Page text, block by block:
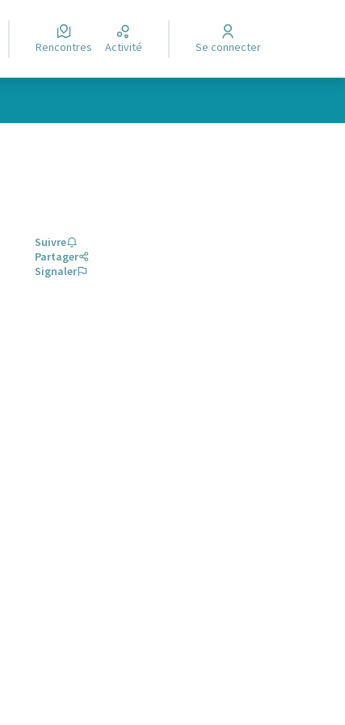
Rencontres Activité Se connecter
Suivre
Partager
Signaler